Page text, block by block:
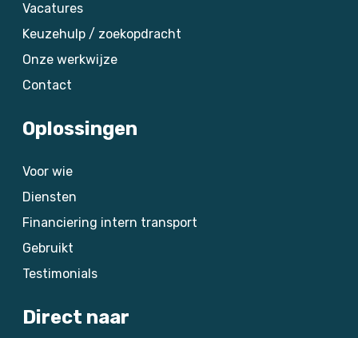
Vacatures
Keuzehulp / zoekopdracht
Onze werkwijze
Contact
Oplossingen
Voor wie
Diensten
Financiering intern transport
Gebruikt
Testimonials
Direct naar